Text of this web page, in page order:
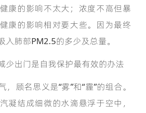
康的影响不太大；浓度不高但暴
康的影响相对要大些。因为最终
入肺部PM2.5的多少及总量。
出门是自我保护最有效的办法
顾名思义是“雾”和“霾”的组合。
凝结成细微的水滴悬浮于空中，